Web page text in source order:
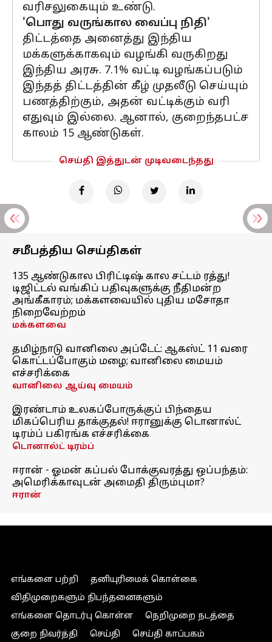
வரிசலுகையும் உண்டு.
'பொது வருங்கால வைப்பு நிதி'
திட்டத்தை அனைத்து இந்திய
மக்களுக்காகவும் வழங்கி வருகிறது
இந்திய அரசு. 7.1% வட்டி வழங்கப்படும்
இந்தத் திட்டத்தின் கீழ் முதலீடு செய்யும்
பணத்திற்கும், அதன் வட்டிக்கும் வரி
எதுவும் இல்லை. ஆனால், குறைந்தபட்ச
காலம் 15 ஆண்டுகள்.
செய்தி இத்துடன் முடிவடைந்தது
சமீபத்திய செய்திகள்
135 ஆண்டுகால பிரிட்டிஷ் கால சட்டம் ரத்து!
டிஜிட்டல் வங்கிப் பதிவுகளுக்கு நீதிமன்ற
அங்கீகாரம்; மக்களவையில் புதிய மசோதா
நிறைவேற்றம்
மக்களவை
தமிழ்நாடு வானிலை அப்டேட்: ஆகஸ்ட் 11 வரை
கொட்டப்போகும் மழை; வானிலை மையம்
எச்சரிக்கை
வானிலை ஆய்வு மையம்
இரண்டாம் உலகப்போருக்குப் பிந்தைய
மிகப்பெரிய தாக்குதல்! ஈரானுக்கு டொனால்ட்
டிரம்ப் பகிரங்க எச்சரிக்கை
டொனால்ட் டிரம்ப்
ஈரான் - ஓமன் கப்பல் போக்குவரத்து ஒப்பந்தம்:
அமெரிக்காவுடன் அமைதி திரும்புமா?
ஈரான்
எங்களை பற்றி
தனியுரிமைக் கொள்கை
விதிமுறைகளும் நிபந்தனைகளும்
எங்களை தொடர்பு கொள்ள
நெறிமுறை நடத்தை
குறை நிவர்த்தி
செய்தி செய்தி காப்பகம்